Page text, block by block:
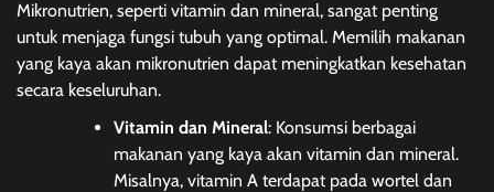
Mikronutrien, seperti vitamin dan mineral, sangat penting
untuk menjaga fungsi tubuh yang optimal. Memilih makanan
yang kaya akan mikronutrien dapat meningkatkan kesehatan
secara keseluruhan.
Vitamin dan Mineral: Konsumsi berbagai
makanan yang kaya akan vitamin dan mineral.
Misalnya, vitamin A terdapat pada wortel dan